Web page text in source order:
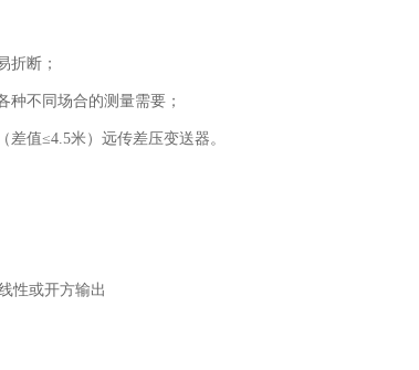
折断；
不同场合的测量需要；
值≤4.5米）远传差压变送器。
性或开方输出